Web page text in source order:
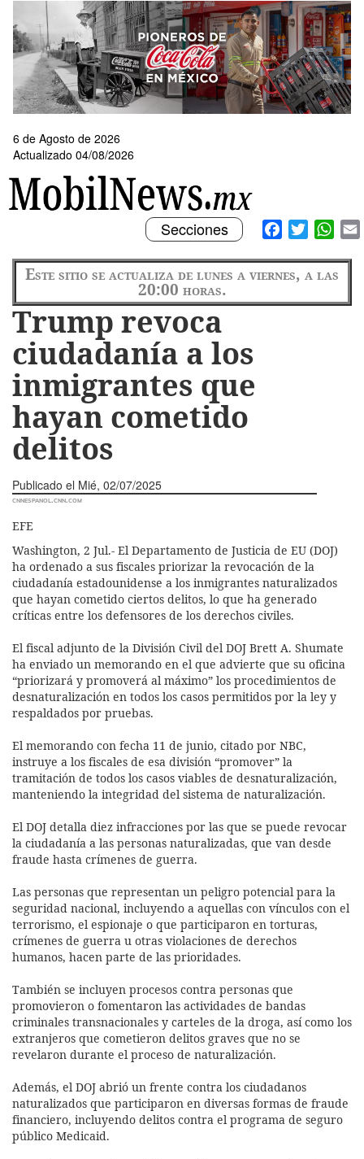
contenido
principal
6 de Agosto de 2026
Actualizado 04/08/2026
Facebook
Twitter
Toggle
navigation
Secciones
Este sitio se actualiza de lunes a viernes, a las
20:00 horas.
Trump revoca
ciudadanía a los
inmigrantes que
hayan cometido
delitos
Publicado el Mié, 02/07/2025
cnnespanol.cnn.com
EFE
Washington, 2 Jul.- El Departamento de Justicia de EU (DOJ)
ha ordenado a sus fiscales priorizar la revocación de la
ciudadanía estadounidense a los inmigrantes naturalizados
que hayan cometido ciertos delitos, lo que ha generado
críticas entre los defensores de los derechos civiles.
El fiscal adjunto de la División Civil del DOJ Brett A. Shumate
ha enviado un memorando en el que advierte que su oficina
“priorizará y promoverá al máximo” los procedimientos de
desnaturalización en todos los casos permitidos por la ley y
respaldados por pruebas.
El memorando con fecha 11 de junio, citado por NBC,
instruye a los fiscales de esa división “promover” la
tramitación de todos los casos viables de desnaturalización,
manteniendo la integridad del sistema de naturalización.
El DOJ detalla diez infracciones por las que se puede revocar
la ciudadanía a las personas naturalizadas, que van desde
fraude hasta crímenes de guerra.
Las personas que representan un peligro potencial para la
seguridad nacional, incluyendo a aquellas con vínculos con el
terrorismo, el espionaje o que participaron en torturas,
crímenes de guerra u otras violaciones de derechos
humanos, hacen parte de las prioridades.
También se incluyen procesos contra personas que
promovieron o fomentaron las actividades de bandas
criminales transnacionales y carteles de la droga, así como los
extranjeros que cometieron delitos graves que no se
revelaron durante el proceso de naturalización.
Además, el DOJ abrió un frente contra los ciudadanos
naturalizados que participaron en diversas formas de fraude
financiero, incluyendo delitos contra el programa de seguro
público Medicaid.